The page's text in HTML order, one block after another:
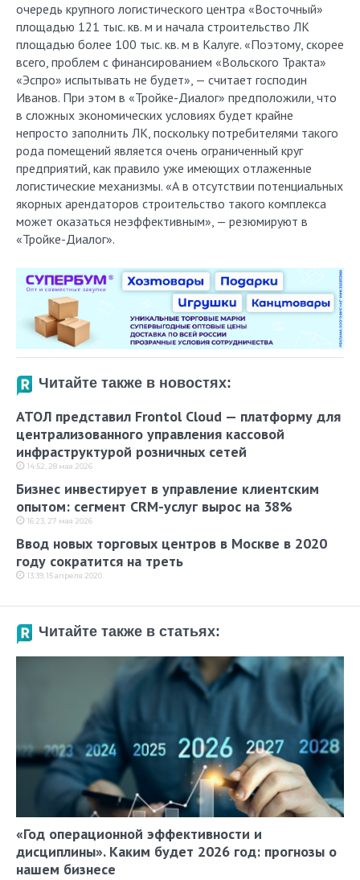
очередь крупного логистического центра «Восточный»
площадью 121 тыс. кв. м и начала строительство ЛК
площадью более 100 тыс. кв. м в Калуге. «Поэтому, скорее
всего, проблем с финансированием «Вольского Тракта»
«Эспро» испытывать не будет», — считает господин
Иванов. При этом в «Тройке-Диалог» предположили, что
в сложных экономических условиях будет крайне
непросто заполнить ЛК, поскольку потребителями такого
рода помещений является очень ограниченный круг
предприятий, как правило уже имеющих отлаженные
логистические механизмы. «А в отсутствии потенциальных
якорных арендаторов строительство такого комплекса
может оказаться неэффективным», — резюмируют в
«Тройке-Диалог».
Читайте также в новостях:
АТОЛ представил Frontol Cloud — платформу для
централизованного управления кассовой
инфраструктурой розничных сетей
14:52, 28 мая 2026
Бизнес инвестирует в управление клиентским
опытом: сегмент CRM-услуг вырос на 38%
16:23, 27 мая 2026
Ввод новых торговых центров в Москве в 2020
году сократится на треть
13:39, 15 апреля 2020
Читайте также в статьях:
«Год операционной эффективности и
дисциплины». Каким будет 2026 год: прогнозы о
нашем бизнесе